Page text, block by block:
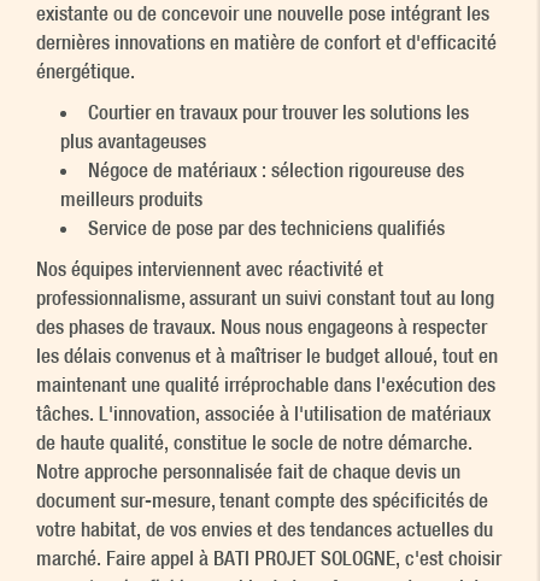
existante ou de concevoir une nouvelle pose intégrant les
dernières innovations en matière de confort et d'efficacité
énergétique.
Courtier en travaux pour trouver les solutions les
plus avantageuses
Négoce de matériaux : sélection rigoureuse des
meilleurs produits
Service de pose par des techniciens qualifiés
Nos équipes interviennent avec réactivité et
professionnalisme, assurant un suivi constant tout au long
des phases de travaux. Nous nous engageons à respecter
les délais convenus et à maîtriser le budget alloué, tout en
maintenant une qualité irréprochable dans l'exécution des
tâches. L'innovation, associée à l'utilisation de matériaux
de haute qualité, constitue le socle de notre démarche.
Notre approche personnalisée fait de chaque devis un
document sur-mesure, tenant compte des spécificités de
votre habitat, de vos envies et des tendances actuelles du
marché. Faire appel à BATI PROJET SOLOGNE, c'est choisir